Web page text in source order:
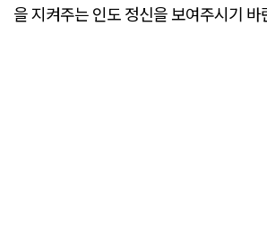
을 지켜주는 인도 정신을 보여주시기